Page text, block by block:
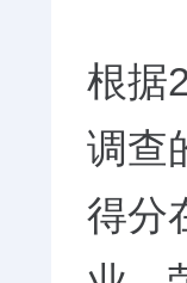
根据
调查
得分